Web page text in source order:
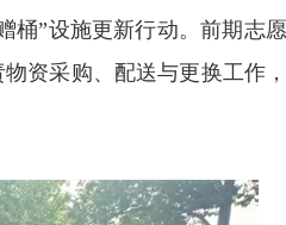
”设施更新行动。前期志
资采购、配送与更换工作